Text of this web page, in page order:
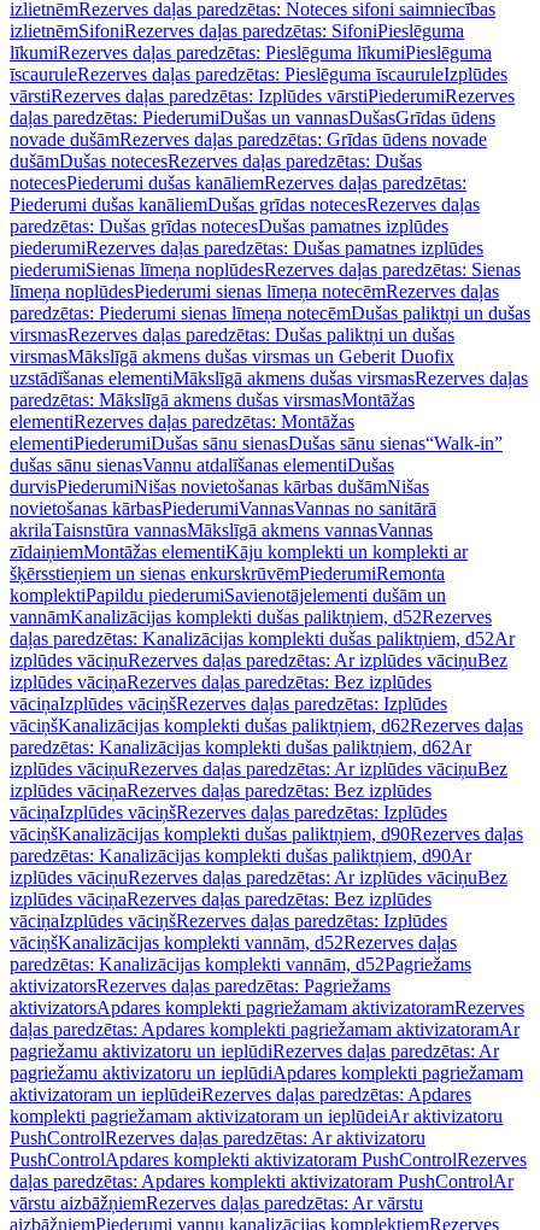
izlietnēmRezerves daļas paredzētas: Noteces sifoni saimniecības
izlietnēmSifoniRezerves daļas paredzētas: SifoniPieslēguma
līkumiRezerves daļas paredzētas: Pieslēguma līkumiPieslēguma
īscauruleRezerves daļas paredzētas: Pieslēguma īscauruleIzplūdes
vārstiRezerves daļas paredzētas: Izplūdes vārstiPiederumiRezerves
daļas paredzētas: PiederumiDušas un vannasDušasGrīdas ūdens
novade dušāmRezerves daļas paredzētas: Grīdas ūdens novade
dušāmDušas notecesRezerves daļas paredzētas: Dušas
notecesPiederumi dušas kanāliemRezerves daļas paredzētas:
Piederumi dušas kanāliemDušas grīdas notecesRezerves daļas
paredzētas: Dušas grīdas notecesDušas pamatnes izplūdes
piederumiRezerves daļas paredzētas: Dušas pamatnes izplūdes
piederumiSienas līmeņa noplūdesRezerves daļas paredzētas: Sienas
līmeņa noplūdesPiederumi sienas līmeņa notecēmRezerves daļas
paredzētas: Piederumi sienas līmeņa notecēmDušas paliktņi un dušas
virsmasRezerves daļas paredzētas: Dušas paliktņi un dušas
virsmasMākslīgā akmens dušas virsmas un Geberit Duofix
uzstādīšanas elementiMākslīgā akmens dušas virsmasRezerves daļas
paredzētas: Mākslīgā akmens dušas virsmasMontāžas
elementiRezerves daļas paredzētas: Montāžas
elementiPiederumiDušas sānu sienasDušas sānu sienas“Walk-in”
dušas sānu sienasVannu atdalīšanas elementiDušas
durvisPiederumiNišas novietošanas kārbas dušāmNišas
novietošanas kārbasPiederumiVannasVannas no sanitārā
akrilaTaisnstūra vannasMākslīgā akmens vannasVannas
zīdaiņiemMontāžas elementiKāju komplekti un komplekti ar
šķērsstieņiem un sienas enkurskrūvēmPiederumiRemonta
komplektiPapildu piederumiSavienotājelementi dušām un
vannāmKanalizācijas komplekti dušas paliktņiem, d52Rezerves
daļas paredzētas: Kanalizācijas komplekti dušas paliktņiem, d52Ar
izplūdes vāciņuRezerves daļas paredzētas: Ar izplūdes vāciņuBez
izplūdes vāciņaRezerves daļas paredzētas: Bez izplūdes
vāciņaIzplūdes vāciņšRezerves daļas paredzētas: Izplūdes
vāciņšKanalizācijas komplekti dušas paliktņiem, d62Rezerves daļas
paredzētas: Kanalizācijas komplekti dušas paliktņiem, d62Ar
izplūdes vāciņuRezerves daļas paredzētas: Ar izplūdes vāciņuBez
izplūdes vāciņaRezerves daļas paredzētas: Bez izplūdes
vāciņaIzplūdes vāciņšRezerves daļas paredzētas: Izplūdes
vāciņšKanalizācijas komplekti dušas paliktņiem, d90Rezerves daļas
paredzētas: Kanalizācijas komplekti dušas paliktņiem, d90Ar
izplūdes vāciņuRezerves daļas paredzētas: Ar izplūdes vāciņuBez
izplūdes vāciņaRezerves daļas paredzētas: Bez izplūdes
vāciņaIzplūdes vāciņšRezerves daļas paredzētas: Izplūdes
vāciņšKanalizācijas komplekti vannām, d52Rezerves daļas
paredzētas: Kanalizācijas komplekti vannām, d52Pagriežams
aktivizatorsRezerves daļas paredzētas: Pagriežams
aktivizatorsApdares komplekti pagriežamam aktivizatoramRezerves
daļas paredzētas: Apdares komplekti pagriežamam aktivizatoramAr
pagriežamu aktivizatoru un ieplūdiRezerves daļas paredzētas: Ar
pagriežamu aktivizatoru un ieplūdiApdares komplekti pagriežamam
aktivizatoram un ieplūdeiRezerves daļas paredzētas: Apdares
komplekti pagriežamam aktivizatoram un ieplūdeiAr aktivizatoru
PushControlRezerves daļas paredzētas: Ar aktivizatoru
PushControlApdares komplekti aktivizatoram PushControlRezerves
daļas paredzētas: Apdares komplekti aktivizatoram PushControlAr
vārstu aizbāžņiemRezerves daļas paredzētas: Ar vārstu
aizbāžņiemPiederumi vannu kanalizācijas komplektiemRezerves